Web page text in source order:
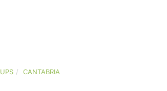
UPS CANTABRIA